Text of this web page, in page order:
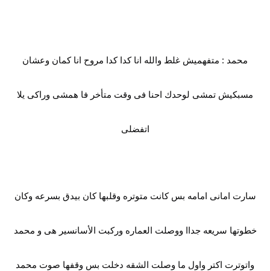
محمد : متفهميش غلط والله انا كدا كدا مروح انا كمان وعشان
مسبكيش تمشى لوحدك احنا فى وقت متأخر فا همشى وراكى يلا
اتفضلى
سارت امانى امامه بس كانت متوتره وقلبها كان بيدق بسرعه وكان
خطوتها سريعه جداا ووصلت العماره وركبت الأسانسير هى و محمد
واتوترت اكتر واول ما وصلت الشقه دخلت بس وقفها صوت محمد